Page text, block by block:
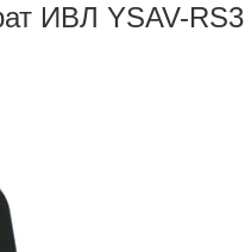
ИВЛ YSAV-RS3